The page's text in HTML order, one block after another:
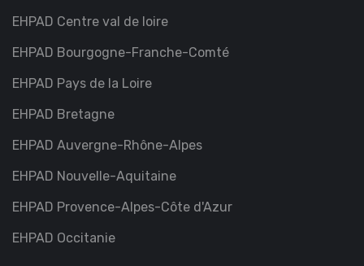
EHPAD Centre val de loire
EHPAD Bourgogne-Franche-Comté
EHPAD Pays de la Loire
EHPAD Bretagne
EHPAD Auvergne-Rhône-Alpes
EHPAD Nouvelle-Aquitaine
EHPAD Provence-Alpes-Côte d'Azur
EHPAD Occitanie